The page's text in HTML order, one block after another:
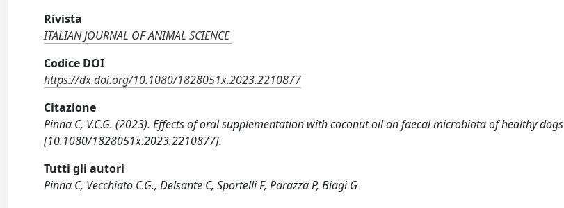
Rivista
ITALIAN JOURNAL OF ANIMAL SCIENCE
Codice DOI
https://dx.doi.org/10.1080/1828051x.2023.2210877
Citazione
Pinna C, V.C.G. (2023). Effects of oral supplementation with coconut oil on faecal microbiota of healthy dogs
[10.1080/1828051x.2023.2210877].
Tutti gli autori
Pinna C, Vecchiato C.G., Delsante C, Sportelli F, Parazza P, Biagi G